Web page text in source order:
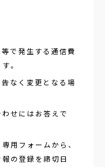
で発生する通信費
。
なく変更となる場
せにはお答えで
用フォームから、
の登録を締切日